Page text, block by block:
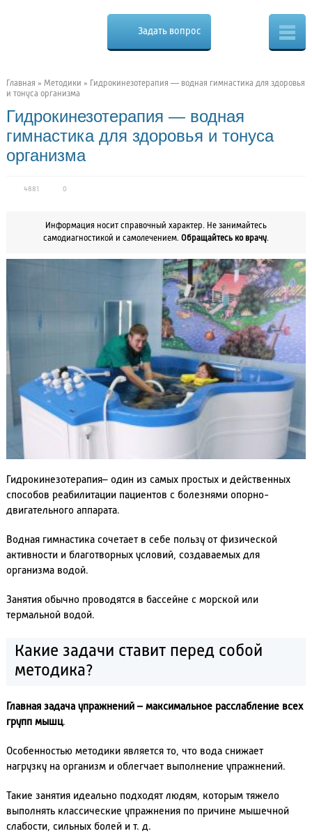
Cure.ru
в
спине
Задать вопрос
Главная » Методики »
Гидрокинезотерапия — водная гимнастика для здоровья
и тонуса организма
Гидрокинезотерапия — водная
гимнастика для здоровья и тонуса
организма
4881 0
Информация носит справочный характер. Не занимайтесь
самодиагностикой и самолечением. Обращайтесь ко врачу.
Гидрокинезотерапия– один из самых простых и действенных
способов реабилитации пациентов с болезнями опорно-
двигательного аппарата.
Водная гимнастика сочетает в себе пользу от физической
активности и благотворных условий, создаваемых для
организма водой.
Занятия обычно проводятся в бассейне с морской или
термальной водой.
Какие задачи ставит перед собой
методика?
Главная задача упражнений – максимальное расслабление всех
групп мышц.
Особенностью методики является то, что вода снижает
нагрузку на организм и облегчает выполнение упражнений.
Такие занятия идеально подходят людям, которым тяжело
выполнять классические упражнения по причине мышечной
слабости, сильных болей и т. д.